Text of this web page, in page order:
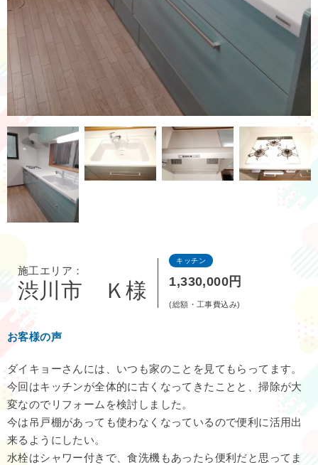
施工エリア：
渋川市 Ｋ様
キッチン
1,330,000円
(総額・工事費込み)
お客様の声
ダイキョーさんには、いつも家のことを見てもらってます。
今回はキッチンが全体的に古くなってきたことと、掃除が大
変なのでリフォームを検討しました。
今は吊戸棚があっても使わなくなっているので便利に活用出
来るようにしたい。
水栓はシャワー付きで、食洗機もあったら便利だと思ってま